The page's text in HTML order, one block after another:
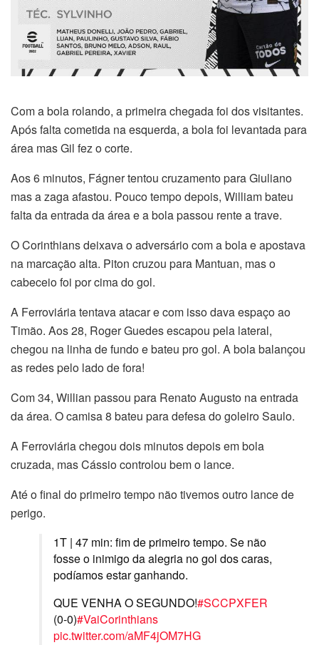
Com a bola rolando, a primeira chegada foi dos visitantes.
Após falta cometida na esquerda, a bola foi levantada para
área mas Gil fez o corte.
Aos 6 minutos, Fágner tentou cruzamento para Giuliano
mas a zaga afastou. Pouco tempo depois, William bateu
falta da entrada da área e a bola passou rente a trave.
O Corinthians deixava o adversário com a bola e apostava
na marcação alta. Piton cruzou para Mantuan, mas o
cabeceio foi por cima do gol.
A Ferroviária tentava atacar e com isso dava espaço ao
Timão. Aos 28, Roger Guedes escapou pela lateral,
chegou na linha de fundo e bateu pro gol. A bola balançou
as redes pelo lado de fora!
Com 34, Willian passou para Renato Augusto na entrada
da área. O camisa 8 bateu para defesa do goleiro Saulo.
A Ferroviária chegou dois minutos depois em bola
cruzada, mas Cássio controlou bem o lance.
Até o final do primeiro tempo não tivemos outro lance de
perigo.
1T | 47 min: fim de primeiro tempo. Se não
fosse o inimigo da alegria no gol dos caras,
podíamos estar ganhando.
QUE VENHA O SEGUNDO!#SCCPXFER
(0-0)#VaiCorinthians
pic.twitter.com/aMF4jOM7HG